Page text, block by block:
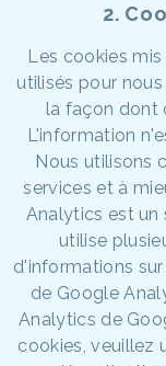
2.
Les cookies
utilisés pour
la façon dont
L'information
Nous utilisons
services et à
Analytics est un
utilise
d'informations
de Google
Analytics de
cookies, veuillez